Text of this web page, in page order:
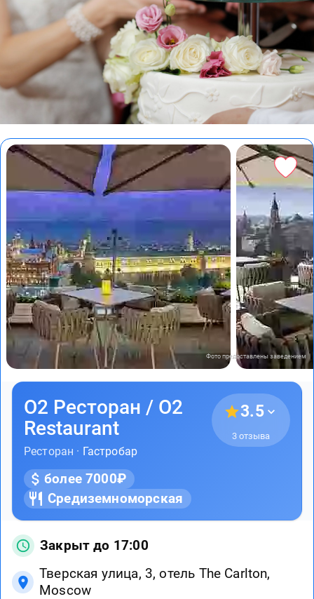
Фото предоставлены заведением
О2 Ресторан / O2
Restaurant
Ресторан · Гастробар
3.5
3 отзыва
более 7000₽
Средиземноморская
Закрыт до 17:00
Тверская улица, 3, отель The Carlton,
Moscow